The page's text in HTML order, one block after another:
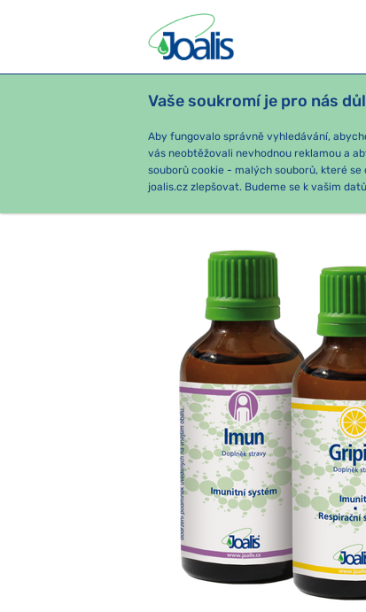
Vaše soukromí je pro nás
Aby fungovalo správně vyhledávání,
vás neobtěžovali nevhodnou reklamou a
souborů cookie - malých souborů, které
joalis.cz zlepšovat. Budeme se k vašim
PRODUKTY PODLE OBTÍŽÍ
e-shop Joalis Podle obtíží